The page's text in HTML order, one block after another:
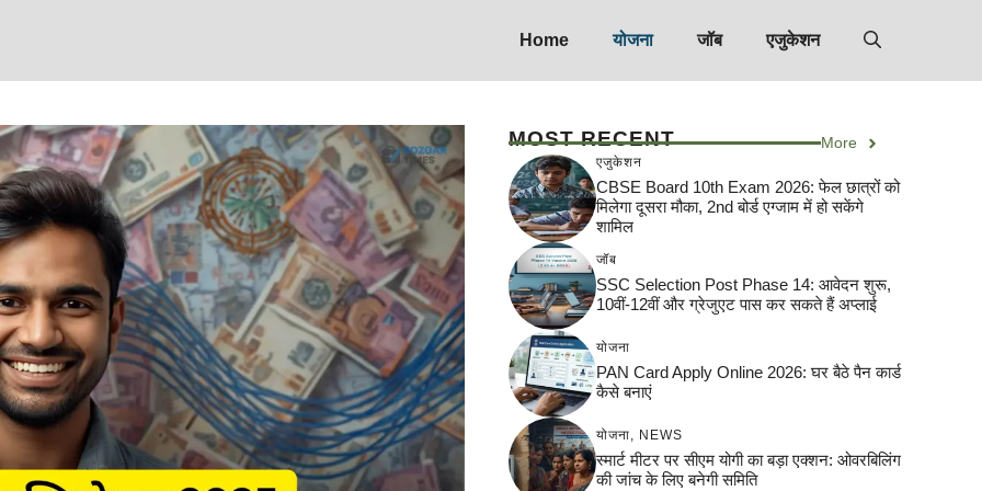
Home योजना जॉब एजुकेशन
MOST RECENT More
एजुकेशन
CBSE Board 10th Exam 2026: फेल छात्रों को
मिलेगा दूसरा मौका, 2nd बोर्ड एग्जाम में हो सकेंगे
शामिल
जॉब
SSC Selection Post Phase 14: आवेदन शुरू,
10वीं-12वीं और ग्रेजुएट पास कर सकते हैं अप्लाई
योजना
PAN Card Apply Online 2026: घर बैठे पैन कार्ड
कैसे बनाएं
योजना NEWS
स्मार्ट मीटर पर सीएम योगी का बड़ा एक्शन: ओवरबिलिंग
की जांच के लिए बनेगी समिति